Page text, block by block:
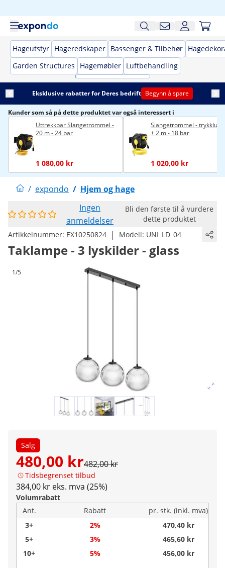
Hageutstyr Hageredskaper Bassenger & Tilbehør
Garden Structures
Hagemøbler Luftbehandling
Eksklusive rabatter for Deres bedrift Begynn å spare
Kunder som så på dette produktet var også interessert i
Uttrekkbar Slangetrommel -
20 m - 24 bar
1 080,00 kr
Slangetrommel - trykkluft
+ 2 m - 18 bar
1 020,00 kr
/ expondo / Hjem og hage
Ingen
anmeldelser
Bli den første til å vurdere
dette produktet
Artikkelnummer: EX10250824 | Modell: UNI_LD_04
Taklampe - 3 lyskilder - glass
1/5
Salg
480,00 kr482,00 kr
Tidsbegrenset tilbud
384,00 kr eks. mva (25%)
Volumrabatt
Ant.
Rabatt
pr. stk. (inkl. mva)
3+
2%
470,40 kr
5+
3%
465,60 kr
10+
5% 456,00 kr